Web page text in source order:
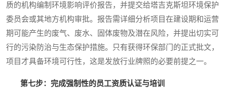
质的机构编制环境影响评价报告，并提交给塔吉克斯坦环境保护
委员会或其地方机构审批。报告需详细分析项目在建设期和运营
期可能产生的废气、废水、固体废物及潜在风险，并提出切实可
行的污染防治与生态保护措施。只有获得环保部门的正式批文，
项目才具备环境可行性，这是发放行业牌照的必要前提之一。
第七步：完成强制性的员工资质认证与培训